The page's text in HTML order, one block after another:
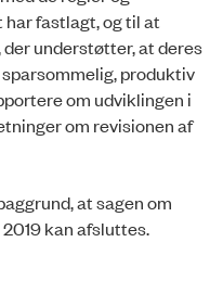
fastlagt, og til at
understøtter, at deres
produktiv
om udviklingen i
om revisionen af
at sagen om
kan afsluttes.